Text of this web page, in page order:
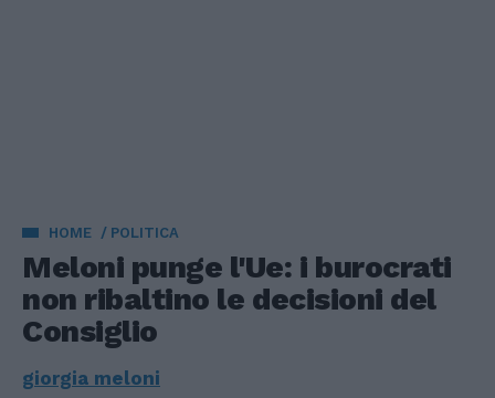
HOME POLITICA
Meloni punge l'Ue: i burocrati
non ribaltino le decisioni del
Consiglio
giorgia meloni